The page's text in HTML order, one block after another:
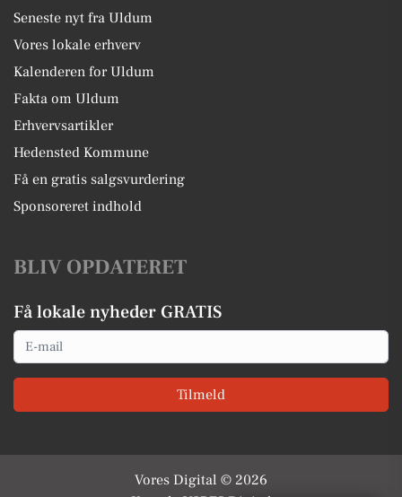
Seneste nyt fra Uldum
Vores lokale erhverv
Kalenderen for Uldum
Fakta om Uldum
Erhvervsartikler
Hedensted Kommune
Få en gratis salgsvurdering
Sponsoreret indhold
BLIV OPDATERET
Få lokale nyheder GRATIS
Email
Tilmeld
Vores Digital © 2026